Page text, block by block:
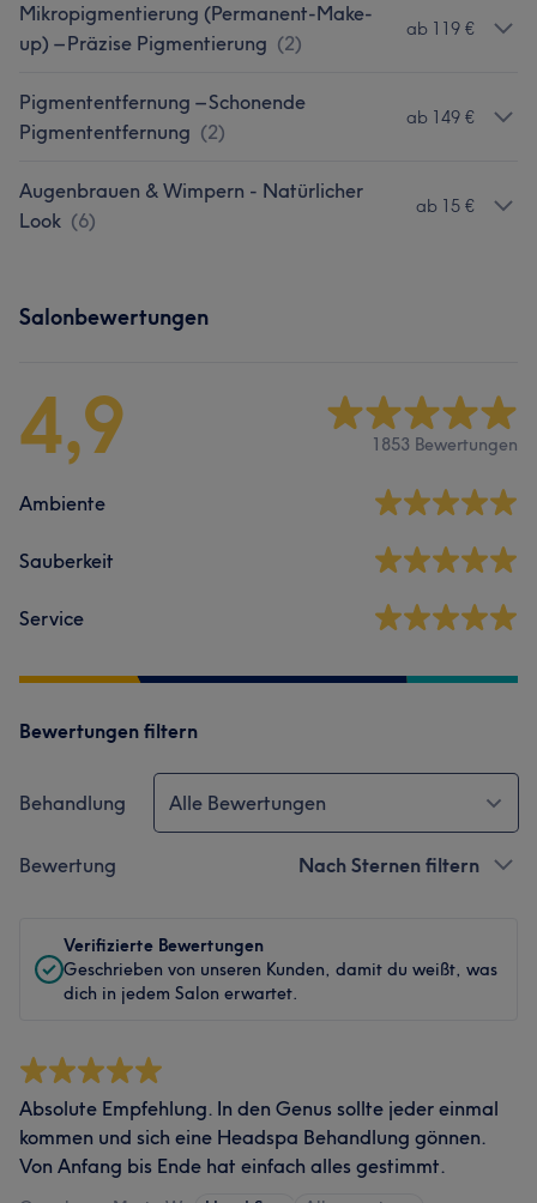
Mikropigmentierung (Permanent-Make-
up) – Präzise Pigmentierung (2)
ab 119 €
Pigmententfernung – Schonende
Pigmententfernung (2)
ab 149 €
Augenbrauen & Wimpern - Natürlicher
Look (6)
ab 15 €
Salonbewertungen
4,9 1853 Bewertungen
Ambiente
Sauberkeit
Service
Bewertungen filtern
Behandlung Alle Bewertungen
Bewertung Nach Sternen filtern
Verifizierte Bewertungen
Geschrieben von unseren Kunden, damit du weißt, was
dich in jedem Salon erwartet.
Absolute Empfehlung. In den Genus sollte jeder einmal
kommen und sich eine Headspa Behandlung gönnen.
Von Anfang bis Ende hat einfach alles gestimmt.